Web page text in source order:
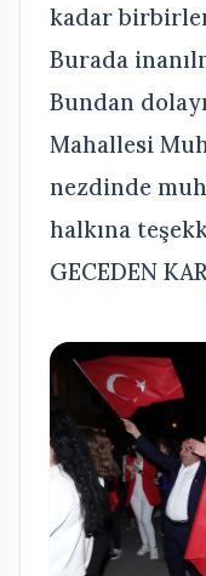
kadar
Burada
Bundan
Mahallesi
nezdinde
halkına
GECEDEN